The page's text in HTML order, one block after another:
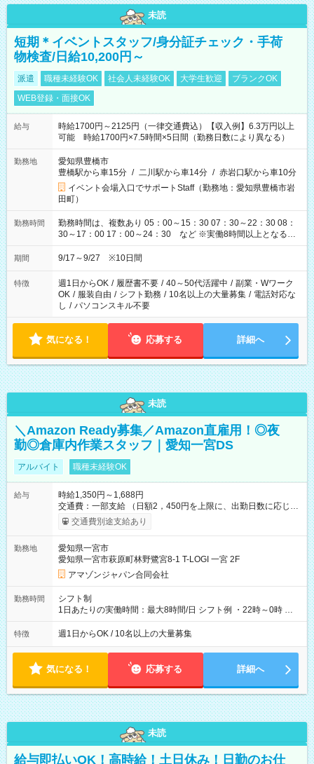
未読
短期＊イベントスタッフ/身分証チェック・手荷
物検査/日給10,200円～
派遣 職種未経験OK 社会人未経験OK 大学生歓迎
ブランクOK
WEB登録・面接OK
給与
時給1700円～2125円（一律交通費込）【収入例】6.3万円以上
可能 時給1700円×7.5時間×5日間（勤務日数により異なる）
勤務地
愛知県豊橋市
豊橋駅から車15分 / 二川駅から車14分 / 赤岩口駅から車10分
イベント会場入口でサポートStaff（勤務地：愛知県豊橋市岩
田町）
勤務時間
勤務時間は、複数あり 05：00～15：30 07：30～22：30 08：
30～17：00 17：00～24：30 など ※実働8時間以上となる勤
務もあります。 【休憩】60分+他休憩あり 交替で取得します。
安全面に配慮しこまめな休憩があります。
期間 9/17～9/27 ※10日間
特徴 週1日からOK / 履歴書不要 / 40～50代活躍中 / 副業・Wワーク
OK / 服装自由 / シフト勤務 / 10名以上の大量募集 / 電話対応な
し / パソコンスキル不要
気になる！ 応募する 詳細へ
未読
＼Amazon Ready募集／Amazon直雇用！◎夜
勤◎倉庫内作業スタッフ｜愛知一宮DS
アルバイト 職種未経験OK
給与
時給1,350円～1,688円
交通費：一部支給 （日額2，450円を上限に、出勤日数に応じて
実費支給） ※22:00～翌5:00までは時給25%UP！ ■給与前払い
制度あり ※前払い額の上限あり、手数料無料（Amazon負担）
交通費別途支給あり
勤務地
愛知県一宮市
愛知県一宮市萩原町林野鷺宮8-1 T-LOGI 一宮 2F
アマゾンジャパン合同会社
勤務時間
シフト制
1日あたりの実働時間：最大8時間/日 シフト例 ・22時～0時 入
社後、就業可能シフトをご確認の上、申請してください。
特徴 週1日からOK / 10名以上の大量募集
気になる！ 応募する 詳細へ
未読
給与即払いOK！高時給！土日休み！日勤のお仕